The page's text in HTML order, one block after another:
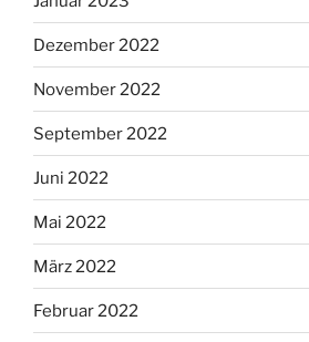
Dezember 2022
November 2022
September 2022
Juni 2022
Mai 2022
März 2022
Februar 2022